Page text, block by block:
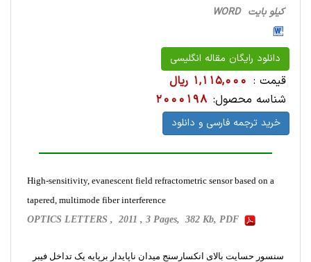
کیلو بایت WORD
دانلود رایگان مقاله انگلیسی
قیمت : 1,115,000 ریال
شناسه محصول: 2000198
خرید ترجمه فارسی و دانلود
High-sensitivity, evanescent field refractometric sensor based on a
tapered, multimode fiber interference
OPTICS LETTERS , 2011 , 3 Pages, 382 Kb, PDF
سنسور حسایت بالای انکسارسنج میدان ناپایدار برپایه یک تداخل فیبر